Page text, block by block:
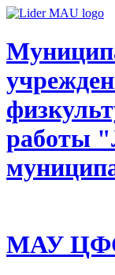
работы
МАУ